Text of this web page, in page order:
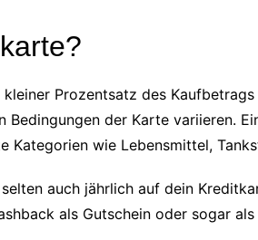
Prozentsatz des
der Karte variieren.
wie Lebensmittel,
auch jährlich auf dein
als Gutschein oder sogar